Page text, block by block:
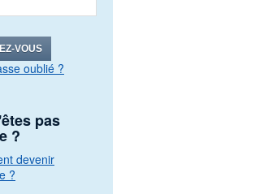
VOUS
oublié ?
pas
?
devenir
?